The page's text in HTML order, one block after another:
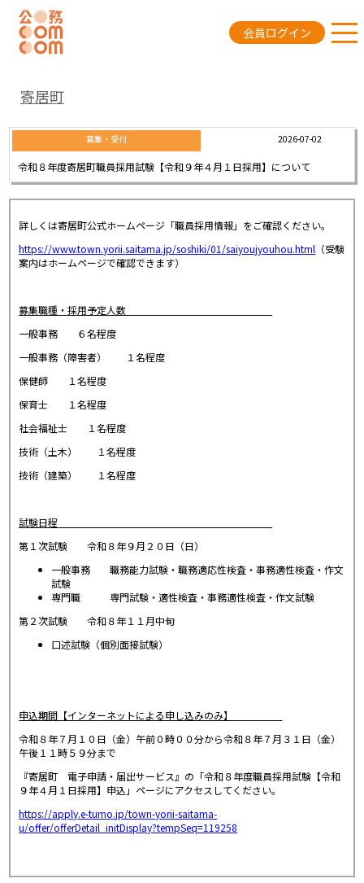
会員ログイン
寄居町
募集・受付
令和８年度寄居町職員採用試験【令和９年４月１日採用】について
2026-07-02
詳しくは寄居町公式ホームページ「職員採用情報」をご確認ください。
https://www.town.yorii.saitama.jp/soshiki/01/saiyoujyouhou.html （受験
案内はホームページで確認できます）
募集職種・採用予定人数
一般事務 ６名程度
一般事務（障害者） １名程度
保健師 １名程度
保育士 １名程度
社会福祉士 １名程度
技術（土木） １名程度
技術（建築） １名程度
試験日程
第１次試験 令和８年９月２０日（日）
一般事務 職務能力試験・職務適応性検査・事務適性検査・作文
試験
専門職 専門試験・適性検査・事務適性検査・作文試験
第２次試験 令和８年１１月中旬
口述試験（個別面接試験）
申込期間【インターネットによる申し込みのみ】
令和８年７月１０日（金）午前０時００分から令和８年７月３１日（金）
午後１１時５９分まで
『寄居町 電子申請・届出サービス』の「令和８年度職員採用試験【令和
９年４月１日採用】申込」ページにアクセスしてください。
https://apply.e-tumo.jp/town-yorii-saitama-
u/offer/offerDetail_initDisplay?tempSeq=119258